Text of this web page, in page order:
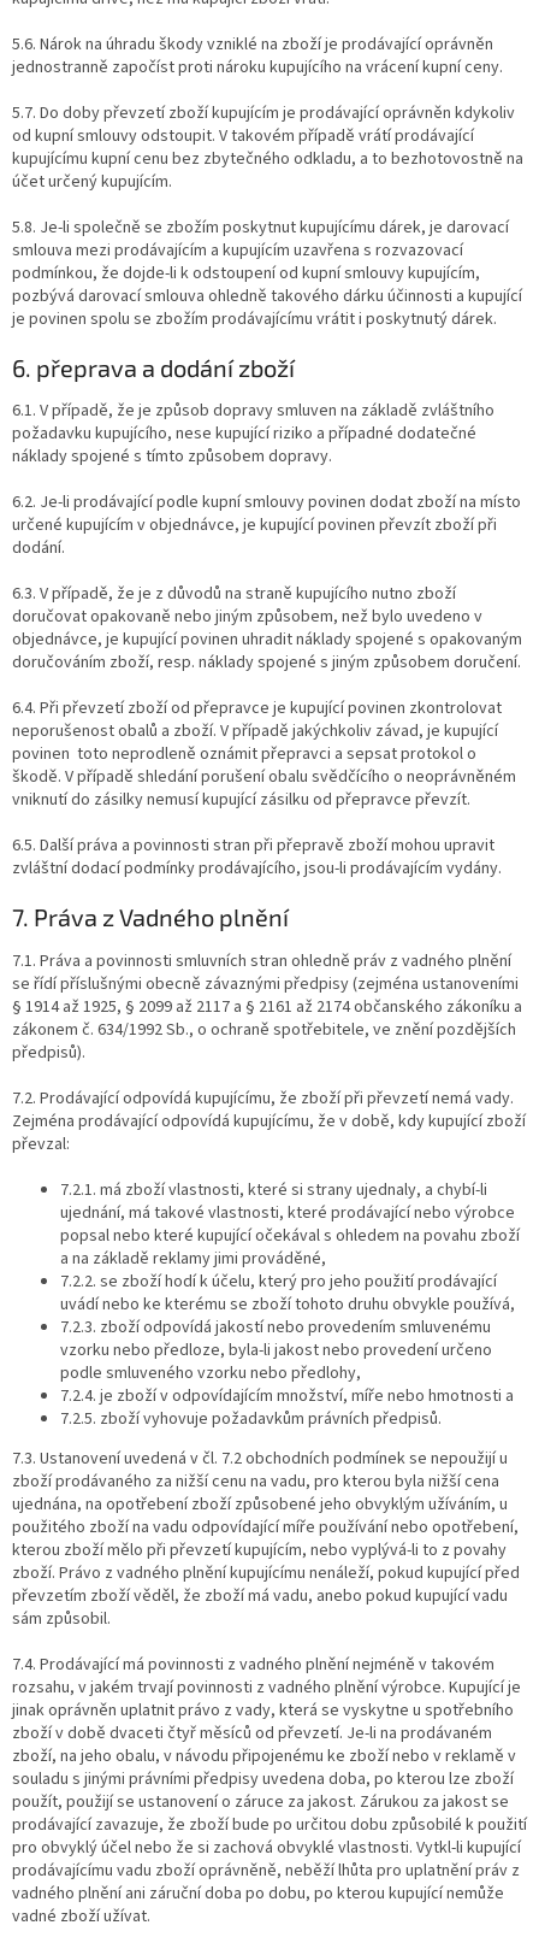
5.6. Nárok na úhradu škody vzniklé na zboží je prodávající oprávněn
jednostranně započíst proti nároku kupujícího na vrácení kupní ceny.
5.7. Do doby převzetí zboží kupujícím je prodávající oprávněn kdykoliv
od kupní smlouvy odstoupit. V takovém případě vrátí prodávající
kupujícímu kupní cenu bez zbytečného odkladu, a to bezhotovostně na
účet určený kupujícím.
5.8. Je-li společně se zbožím poskytnut kupujícímu dárek, je darovací
smlouva mezi prodávajícím a kupujícím uzavřena s rozvazovací
podmínkou, že dojde-li k odstoupení od kupní smlouvy kupujícím,
pozbývá darovací smlouva ohledně takového dárku účinnosti a kupující
je povinen spolu se zbožím prodávajícímu vrátit i poskytnutý dárek.
6. přeprava a dodání zboží
6.1. V případě, že je způsob dopravy smluven na základě zvláštního
požadavku kupujícího, nese kupující riziko a případné dodatečné
náklady spojené s tímto způsobem dopravy.
6.2. Je-li prodávající podle kupní smlouvy povinen dodat zboží na místo
určené kupujícím v objednávce, je kupující povinen převzít zboží při
dodání.
6.3. V případě, že je z důvodů na straně kupujícího nutno zboží
doručovat opakovaně nebo jiným způsobem, než bylo uvedeno v
objednávce, je kupující povinen uhradit náklady spojené s opakovaným
doručováním zboží, resp. náklady spojené s jiným způsobem doručení.
6.4. Při převzetí zboží od přepravce je kupující povinen zkontrolovat
neporušenost obalů a zboží. V případě jakýchkoliv závad, je kupující
povinen toto neprodleně oznámit přepravci a sepsat protokol o
škodě. V případě shledání porušení obalu svědčícího o neoprávněném
vniknutí do zásilky nemusí kupující zásilku od přepravce převzít.
6.5. Další práva a povinnosti stran při přepravě zboží mohou upravit
zvláštní dodací podmínky prodávajícího, jsou-li prodávajícím vydány.
7. Práva z Vadného plnění
7.1. Práva a povinnosti smluvních stran ohledně práv z vadného plnění
se řídí příslušnými obecně závaznými předpisy (zejména ustanoveními
§ 1914 až 1925, § 2099 až 2117 a § 2161 až 2174 občanského zákoníku a
zákonem č. 634/1992 Sb., o ochraně spotřebitele, ve znění pozdějších
předpisů).
7.2. Prodávající odpovídá kupujícímu, že zboží při převzetí nemá vady.
Zejména prodávající odpovídá kupujícímu, že v době, kdy kupující zboží
převzal:
7.2.1. má zboží vlastnosti, které si strany ujednaly, a chybí-li
ujednání, má takové vlastnosti, které prodávající nebo výrobce
popsal nebo které kupující očekával s ohledem na povahu zboží
a na základě reklamy jimi prováděné,
7.2.2. se zboží hodí k účelu, který pro jeho použití prodávající
uvádí nebo ke kterému se zboží tohoto druhu obvykle používá,
7.2.3. zboží odpovídá jakostí nebo provedením smluvenému
vzorku nebo předloze, byla-li jakost nebo provedení určeno
podle smluveného vzorku nebo předlohy,
7.2.4. je zboží v odpovídajícím množství, míře nebo hmotnosti a
7.2.5. zboží vyhovuje požadavkům právních předpisů.
7.3. Ustanovení uvedená v čl. 7.2 obchodních podmínek se nepoužijí u
zboží prodávaného za nižší cenu na vadu, pro kterou byla nižší cena
ujednána, na opotřebení zboží způsobené jeho obvyklým užíváním, u
použitého zboží na vadu odpovídající míře používání nebo opotřebení,
kterou zboží mělo při převzetí kupujícím, nebo vyplývá-li to z povahy
zboží. Právo z vadného plnění kupujícímu nenáleží, pokud kupující před
převzetím zboží věděl, že zboží má vadu, anebo pokud kupující vadu
sám způsobil.
7.4. Prodávající má povinnosti z vadného plnění nejméně v takovém
rozsahu, v jakém trvají povinnosti z vadného plnění výrobce. Kupující je
jinak oprávněn uplatnit právo z vady, která se vyskytne u spotřebního
zboží v době dvaceti čtyř měsíců od převzetí. Je-li na prodávaném
zboží, na jeho obalu, v návodu připojenému ke zboží nebo v reklamě v
souladu s jinými právními předpisy uvedena doba, po kterou lze zboží
použít, použijí se ustanovení o záruce za jakost. Zárukou za jakost se
prodávající zavazuje, že zboží bude po určitou dobu způsobilé k použití
pro obvyklý účel nebo že si zachová obvyklé vlastnosti. Vytkl-li kupující
prodávajícímu vadu zboží oprávněně, neběží lhůta pro uplatnění práv z
vadného plnění ani záruční doba po dobu, po kterou kupující nemůže
vadné zboží užívat.